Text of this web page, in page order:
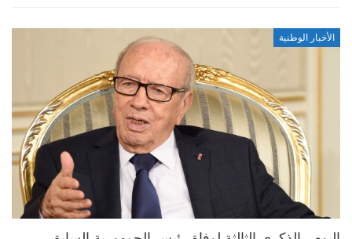
الأخبار الوطنية